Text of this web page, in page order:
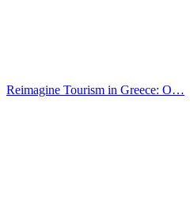
Reimagine Tourism in Greece: O…